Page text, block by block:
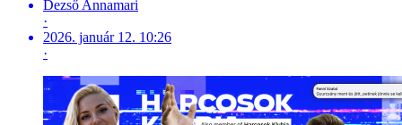
Dezső Annamari
·
2026. január 12. 10:26
·